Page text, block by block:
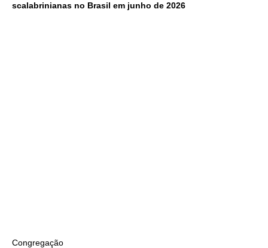
scalabrinianas no Brasil em junho de 2026
Congregação